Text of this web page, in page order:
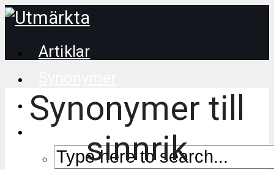
Artiklar
Korsordstips
Synonymer till
sinnrik